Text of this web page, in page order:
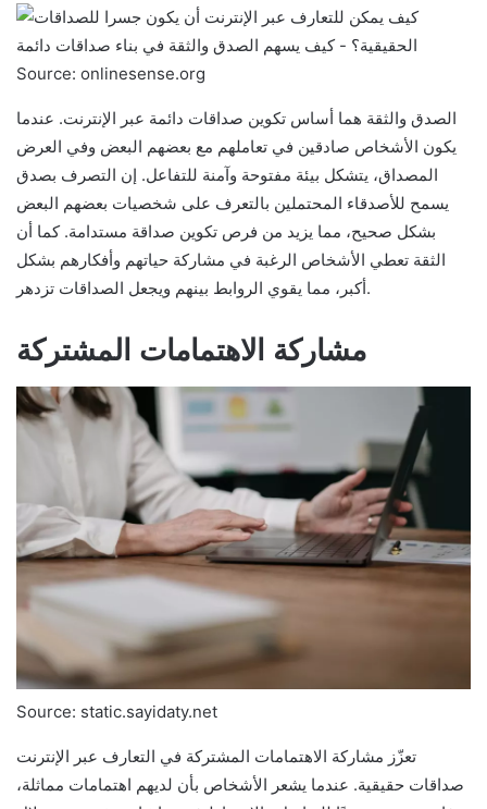
Source: onlinesense.org
الصدق والثقة هما أساس تكوين صداقات دائمة عبر الإنترنت. عندما
يكون الأشخاص صادقين في تعاملهم مع بعضهم البعض وفي العرض
المصداق، يتشكل بيئة مفتوحة وآمنة للتفاعل. إن التصرف بصدق
يسمح للأصدقاء المحتملين بالتعرف على شخصيات بعضهم البعض
بشكل صحيح، مما يزيد من فرص تكوين صداقة مستدامة. كما أن
الثقة تعطي الأشخاص الرغبة في مشاركة حياتهم وأفكارهم بشكل
أكبر، مما يقوي الروابط بينهم ويجعل الصداقات تزدهر.
مشاركة الاهتمامات المشتركة
Source: static.sayidaty.net
تعزّز مشاركة الاهتمامات المشتركة في التعارف عبر الإنترنت
صداقات حقيقية. عندما يشعر الأشخاص بأن لديهم اهتمامات مماثلة،